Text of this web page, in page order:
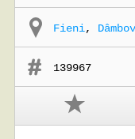
Fieni,
139967